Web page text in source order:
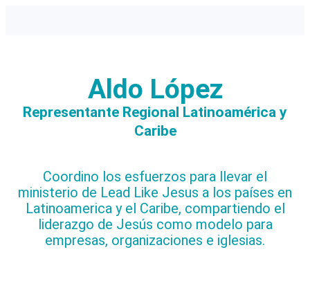
Aldo López
Representante Regional Latinoamérica y
Caribe
Coordino los esfuerzos para llevar el
ministerio de Lead Like Jesus a los países en
Latinoamerica y el Caribe, compartiendo el
liderazgo de Jesús como modelo para
empresas, organizaciones e iglesias.